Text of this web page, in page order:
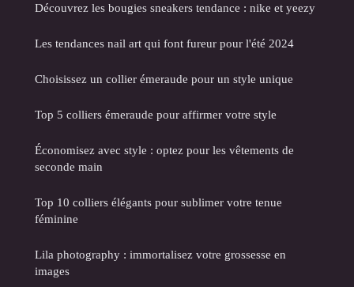
Découvrez les bougies sneakers tendance : nike et yeezy
Les tendances nail art qui font fureur pour l'été 2024
Choisissez un collier émeraude pour un style unique
Top 5 colliers émeraude pour affirmer votre style
Économisez avec style : optez pour les vêtements de
seconde main
Top 10 colliers élégants pour sublimer votre tenue
féminine
Lila photography : immortalisez votre grossesse en
images